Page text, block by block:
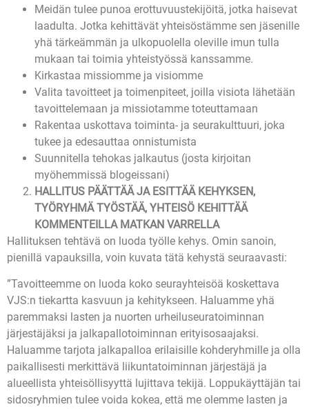
Meidän tulee punoa erottuvuustekijöitä, jotka haisevat
laadulta. Jotka kehittävät yhteisöstämme sen jäsenille
yhä tärkeämmän ja ulkopuolella oleville imun tulla
mukaan tai toimia yhteistyössä kanssamme.
Kirkastaa missiomme ja visiomme
Valita tavoitteet ja toimenpiteet, joilla visiota lähetään
tavoittelemaan ja missiotamme toteuttamaan
Rakentaa uskottava toiminta- ja seurakulttuuri, joka
tukee ja edesauttaa onnistumista
Suunnitella tehokas jalkautus (josta kirjoitan
myöhemmissä blogeissani)
HALLITUS PÄÄTTÄÄ JA ESITTÄÄ KEHYKSEN,
TYÖRYHMÄ TYÖSTÄÄ, YHTEISÖ KEHITTÄÄ
KOMMENTEILLA MATKAN VARRELLA
Hallituksen tehtävä on luoda työlle kehys. Omin sanoin,
pienillä vapauksilla, voin kuvata tätä kehystä seuraavasti:
”Tavoitteemme on luoda koko seurayhteisöä koskettava
VJS:n tiekartta kasvuun ja kehitykseen. Haluamme yhä
paremmaksi lasten ja nuorten urheiluseuratoiminnan
järjestäjäksi ja jalkapallotoiminnan erityisosaajaksi.
Haluamme tarjota jalkapalloa erilaisille kohderyhmille ja olla
paikallisesti merkittävä liikuntatoiminnan järjestäjä ja
alueellista yhteisöllisyyttä lujittava tekijä. Loppukäyttäjän tai
sidosryhmien tulee voida kokea, että me olemme lasten ja